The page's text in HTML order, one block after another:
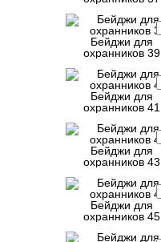
Бейджи для
охранников 39
Бейджи для
охранников 41
Бейджи для
охранников 43
Бейджи для
охранников 45